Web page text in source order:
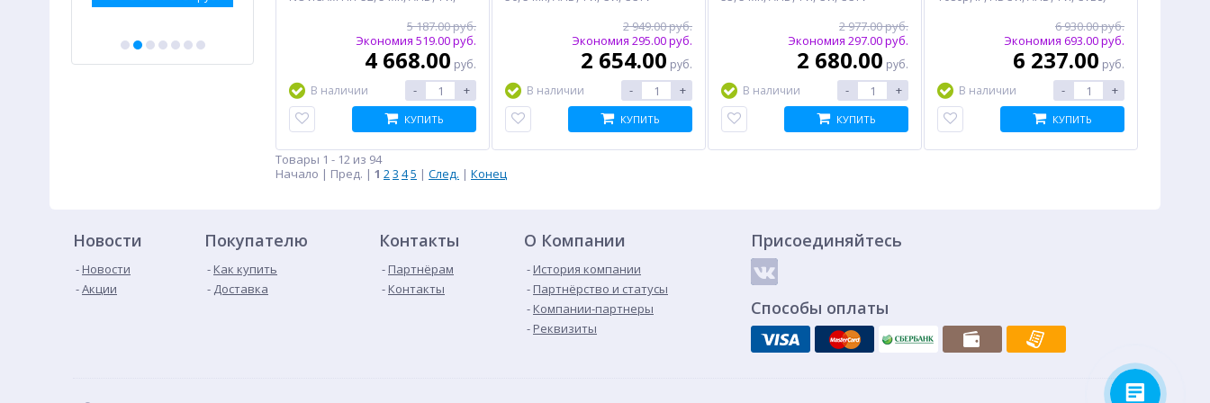
5 187.00 руб.
Экономия 519.00 руб.
4 668.00 руб.
В наличии
- +
КУПИТЬ
2 949.00 руб.
Экономия 295.00 руб.
2 654.00 руб.
В наличии
- +
КУПИТЬ
2 977.00 руб.
Экономия 297.00 руб.
2 680.00 руб.
В наличии
- +
КУПИТЬ
6 930.00 руб.
Экономия 693.00 руб.
6 237.00 руб.
В наличии
- +
КУПИТЬ
Товары 1 - 12 из 94
Начало | Пред. | 1 23 45 | След. | Конец
Новости
Новости
Акции
Покупателю
Как купить
Доставка
Контакты
Партнёрам
Контакты
О Компании
История компании
Партнёрство и статусы
Компании-партнеры
Реквизиты
Присоединяйтесь
Способы оплаты